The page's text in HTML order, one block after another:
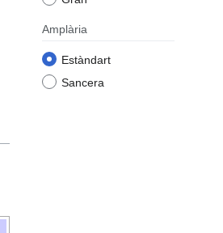
Amplària
Estàndart
Sancera